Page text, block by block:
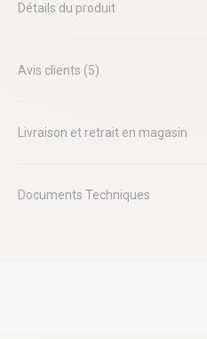
Détails du produit
Avis clients (5)
Livraison et retrait en magasin
Documents Techniques